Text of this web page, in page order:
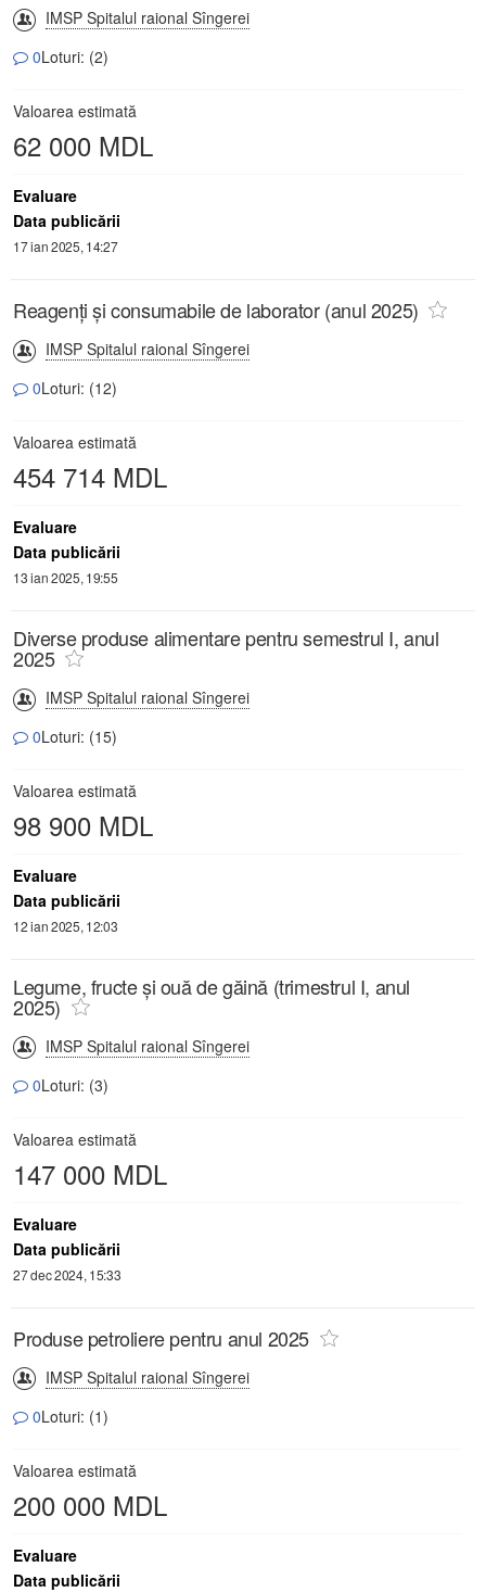
IMSP Spitalul raional Sîngerei
0Loturi: (2)
Valoarea estimată
62 000 MDL
Evaluare
Data publicării
17 ian 2025, 14:27
Reagenți și consumabile de laborator (anul 2025)
IMSP Spitalul raional Sîngerei
0Loturi: (12)
Valoarea estimată
454 714 MDL
Evaluare
Data publicării
13 ian 2025, 19:55
Diverse produse alimentare pentru semestrul I, anul
2025
IMSP Spitalul raional Sîngerei
0Loturi: (15)
Valoarea estimată
98 900 MDL
Evaluare
Data publicării
12 ian 2025, 12:03
Legume, fructe și ouă de găină (trimestrul I, anul
2025)
IMSP Spitalul raional Sîngerei
0Loturi: (3)
Valoarea estimată
147 000 MDL
Evaluare
Data publicării
27 dec 2024, 15:33
Produse petroliere pentru anul 2025
IMSP Spitalul raional Sîngerei
0Loturi: (1)
Valoarea estimată
200 000 MDL
Evaluare
Data publicării